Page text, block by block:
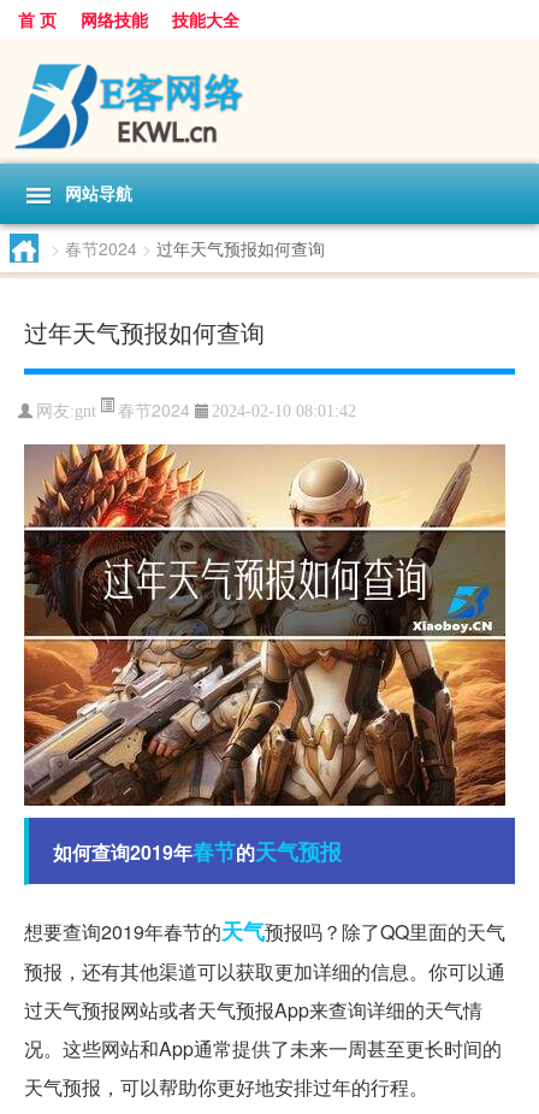
首 页 网络技能 技能大全
网站导航
> 春节2024 > 过年天气预报如何查询
过年天气预报如何查询
网友:gnt 春节2024 2024-02-10 08:01:42
如何查询2019年春节的天气预报
想要查询2019年春节的天气预报吗？除了QQ里面的天气
预报，还有其他渠道可以获取更加详细的信息。你可以通
过天气预报网站或者天气预报App来查询详细的天气情
况。这些网站和App通常提供了未来一周甚至更长时间的
天气预报，可以帮助你更好地安排过年的行程。